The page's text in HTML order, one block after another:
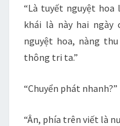
“Là tuyết nguyệt hoa
khái là này hai ngày
nguyệt hoa, nàng
thông tri ta.”
“Chuyển phát nhanh?”
“Ân, phía trên viết là